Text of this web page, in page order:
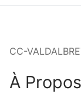
CC-
À Propos